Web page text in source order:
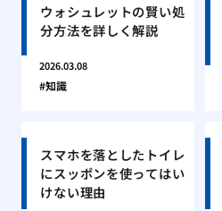
ウォシュレットの賢い処
分方法を詳しく解説
2026.03.08
知識
スマホを落としたトイレ
にスッポンを使ってはい
けない理由